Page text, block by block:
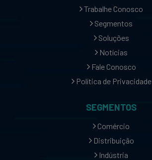
Trabalhe Conosco
Segmentos
Soluções
Notícias
Fale Conosco
Política de Privacidade
SEGMENTOS
Comércio
Distribuição
Indústria